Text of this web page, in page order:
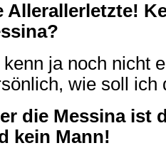
Allerallerletzte!
kenn ja noch nicht
wie soll ich
die Messina ist
kein Mann!